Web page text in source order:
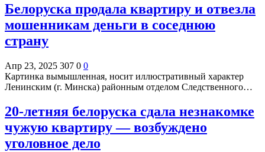
Белоруска продала квартиру и отвезла
мошенникам деньги в соседнюю
страну
Апр 23, 2025 307 0 0
Картинка вымышленная, носит иллюстративный характер
Ленинским (г. Минска) районным отделом Следственного…
20-летняя белоруска сдала незнакомке
чужую квартиру — возбуждено
уголовное дело